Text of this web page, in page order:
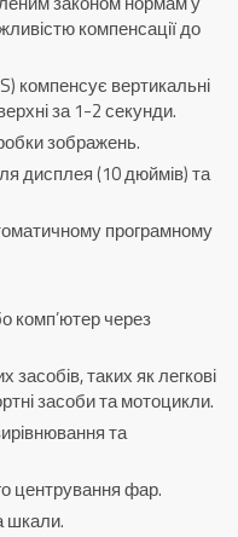
компенсації до
компенсує вертикальні
за 1-2 секунди.
зображень.
дисплея (10 дюймів) та
програмному
комп’ютер через
засобів, таких як легкові
засоби та мотоцикли.
та
центрування фар.
шкали.